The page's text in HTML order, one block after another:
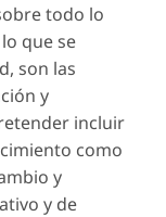
todo lo
que se
son las
y
incluir
como
y
y de